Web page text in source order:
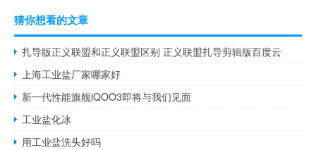
猜你想看的文章
扎导版正义联盟和正义联盟区别 正义联盟扎导剪辑版百度云
上海工业盐厂家哪家好
新一代性能旗舰iQOO3即将与我们见面
工业盐化冰
用工业盐洗头好吗